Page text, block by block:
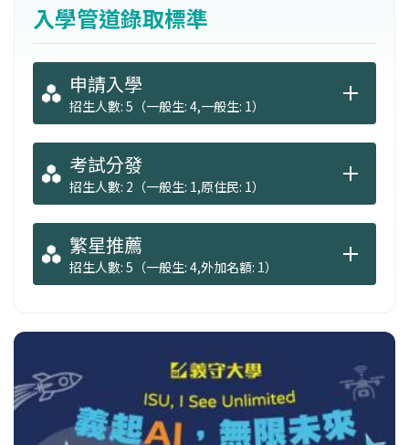
之能力：訓練產業之人才運用、設計規劃與管
理(例如特色主題烘焙屋餐廳)、
產業之行銷策略分析、產業之微型創業專
案研究，培育學子具備獨當一面之經營規劃與
應用之能力。
(四)陶冶學生專業服務倫理及關懷兼備之人格特
質。
入學管道錄取標準
申請入學
招生人數: 5（一般生: 4,一般生: 1）
考試分發
招生人數: 2（一般生: 1,原住民: 1）
繁星推薦
招生人數: 5（一般生: 4,外加名額: 1）